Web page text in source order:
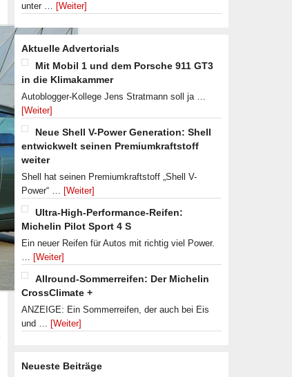
unter … [Weiter]
Aktuelle Advertorials
Mit Mobil 1 und dem Porsche 911 GT3
in die Klimakammer
Autoblogger-Kollege Jens Stratmann soll ja …
[Weiter]
Neue Shell V-Power Generation: Shell
entwickwelt seinen Premiumkraftstoff
weiter
Shell hat seinen Premiumkraftstoff „Shell V-
Power“ … [Weiter]
Ultra-High-Performance-Reifen:
Michelin Pilot Sport 4 S
Ein neuer Reifen für Autos mit richtig viel Power.
… [Weiter]
Allround-Sommerreifen: Der Michelin
CrossClimate +
ANZEIGE: Ein Sommerreifen, der auch bei Eis
und … [Weiter]
Neueste Beiträge